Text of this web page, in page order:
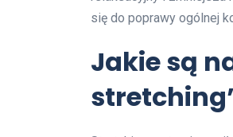
się do poprawy ogólnej
Jakie są